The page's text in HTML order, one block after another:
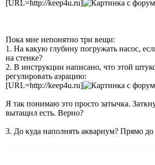
[URL=http://keep4u.ru]
Пока мне непонятно три вещи:
1. На какую глубину погружать насос,
на стенке?
2. В инструкции написано, что этой
регулировать аэрацию:
[URL=http://keep4u.ru]
Я так понимаю это просто затычка.
вытащил есть. Верно?
3. До куда наполнять аквариум? Прямо до